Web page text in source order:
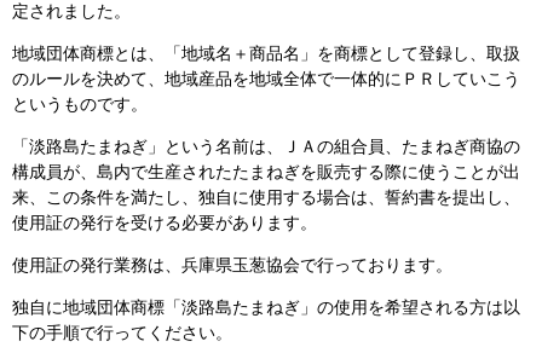
定されました。
地域団体商標とは、「地域名＋商品名」を商標として登録し、取扱
のルールを決めて、地域産品を地域全体で一体的にＰＲしていこう
というものです。
「淡路島たまねぎ」という名前は、ＪＡの組合員、たまねぎ商協の
構成員が、島内で生産されたたまねぎを販売する際に使うことが出
来、この条件を満たし、独自に使用する場合は、誓約書を提出し、
使用証の発行を受ける必要があります。
使用証の発行業務は、兵庫県玉葱協会で行っております。
独自に地域団体商標「淡路島たまねぎ」の使用を希望される方は以
下の手順で行ってください。